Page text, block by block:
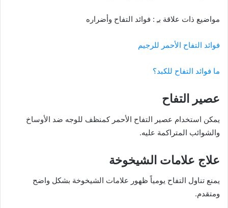
مواضيع ذات علاقة بـِ : فوائد التفاح وأضراره
فوائد التفاح الأحمر للرجيم
ما فوائد التفاح للكبد؟
عصير التفاح
يمكن استخدام عصير التفاح الأحمر كمنظف للوجه ضد الأوساخ
والشوائب المتراكمة عليه.
علاج علامات الشيخوخة
يمنع تناول التفاح يومياً ظهور علامات الشيخوخة بشكل واضح
ومتقدم.